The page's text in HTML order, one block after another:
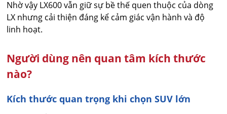
Nhờ vậy LX600 vẫn giữ sự bề thế quen thuộc của dòng
LX nhưng cải thiện đáng kể cảm giác vận hành và độ
linh hoạt.
Người dùng nên quan tâm kích thước
nào?
Kích thước quan trọng khi chọn SUV lớn